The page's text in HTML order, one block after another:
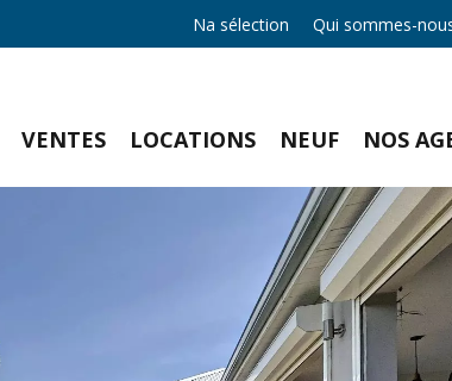
Na sélection Qui sommes-
VENTES LOCATIONS NEUF NOS